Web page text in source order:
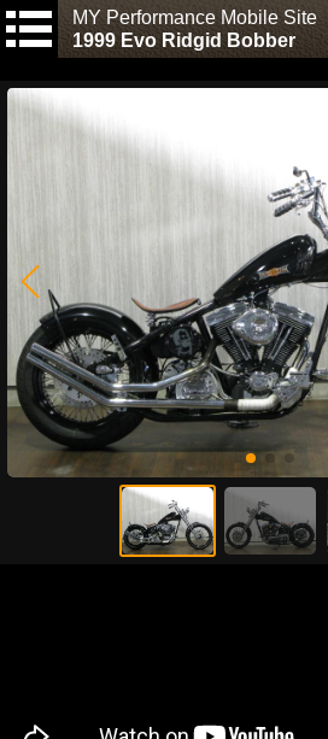
MY Performance Mobile Site
1999 Evo Ridgid Bobber